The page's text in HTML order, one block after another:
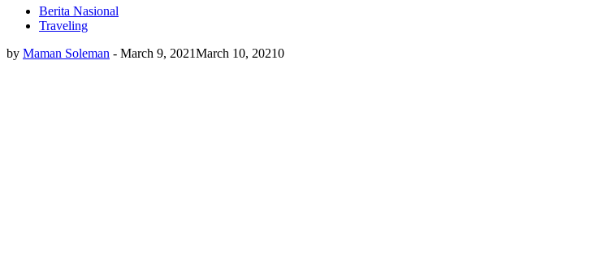
Berita Nasional
Traveling
by Maman Soleman - March 9, 2021March 10, 20210